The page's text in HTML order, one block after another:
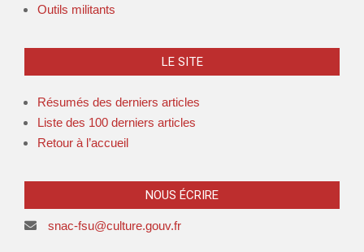
Outils militants
LE SITE
Résumés des derniers articles
Liste des 100 derniers articles
Retour à l’accueil
NOUS ÉCRIRE
snac-fsu@culture.gouv.fr